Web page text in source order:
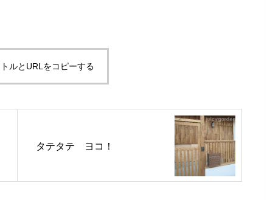
ルとURLをコピーする
タテタテ ヨコ！